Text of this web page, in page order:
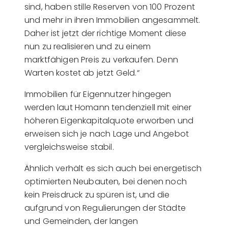
sind, haben stille Reserven von 100 Prozent
und mehr in ihren Immobilien angesammelt.
Daher ist jetzt der richtige Moment diese
nun zu realisieren und zu einem
marktfähigen Preis zu verkaufen. Denn
Warten kostet ab jetzt Geld.“
Immobilien für Eigennutzer hingegen
werden laut Homann tendenziell mit einer
höheren Eigenkapitalquote erworben und
erweisen sich je nach Lage und Angebot
vergleichsweise stabil.
Ähnlich verhält es sich auch bei energetisch
optimierten Neubauten, bei denen noch
kein Preisdruck zu spüren ist, und die
aufgrund von Regulierungen der Städte
und Gemeinden, der langen